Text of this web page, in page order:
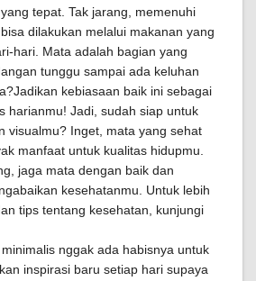
tepat. Tak jarang, memenuhi
dilakukan melalui makanan yang
hari. Mata adalah bagian yang
tunggu sampai ada keluhan
kebiasaan baik ini sebagai
harianmu! Jadi, sudah siap untuk
visualmu? Inget, mata yang sehat
manfaat untuk kualitas hidupmu.
jaga mata dengan baik dan
kesehatanmu. Untuk lebih
tips tentang kesehatan, kunjungi
nggak ada habisnya untuk
inspirasi baru setiap hari supaya